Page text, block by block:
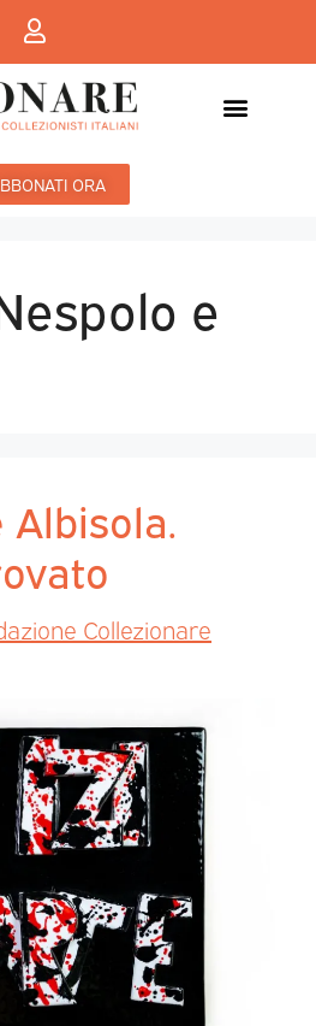
ORA
e
Albisola.
Collezionare